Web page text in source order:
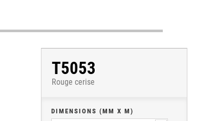
T5053
Rouge cerise
DIMENSIONS (MM X M)